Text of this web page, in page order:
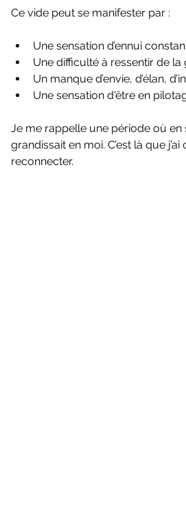
Ce vide peut se manifester par :
Une sensation d’ennui
Une difficulté à ressentir de
Un manque d’envie, d’élan,
Une sensation d'être en
Je me rappelle une période où
grandissait en moi. C’est là que
reconnecter.